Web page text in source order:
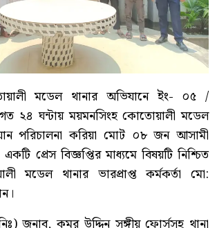
মডেল থানার অভিযানে ইং- ০৫ /
২৪ ঘন্টায় ময়মনসিংহ কোতোয়ালী মডেল
পরিচালনা করিয়া মোট ০৮ জন আসামী
প্রেস বিজ্ঞপ্তির মাধ্যমে বিষয়টি নিশ্চিত
মডেল থানার ভারপ্রাপ্ত কর্মকর্তা মো: